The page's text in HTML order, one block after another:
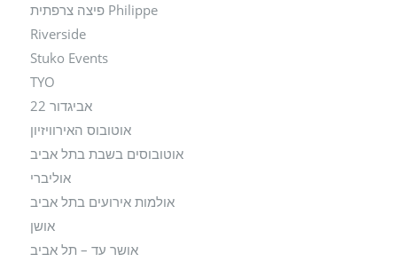
Philippe פיצה צרפתית
Riverside
Stuko Events
TYO
אביגדור 22
אוטובוס האירוויזיון
אוטובוסים בשבת בתל אביב
אוליברי
אולמות אירועים בתל אביב
אושן
אושר עד – תל אביב